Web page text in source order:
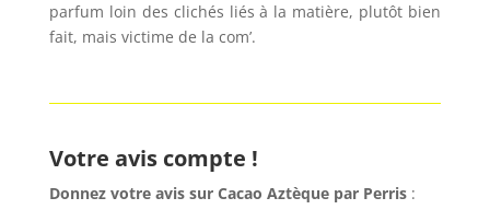
parfum loin des clichés liés à la matière, plutôt bien
fait, mais victime de la com’.
Votre avis compte !
Donnez votre avis sur Cacao Aztèque par Perris :